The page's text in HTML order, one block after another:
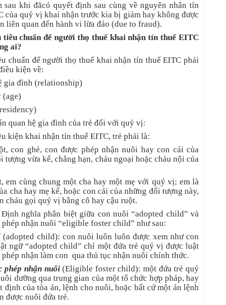
sau khi đãcó quyết định sau cùng về nguyên nhân tín
của quý vị khai nhận trước kia bị giảm hay không được
liên quan đến hành vi lừa đảo (due to fraud).
tiêu chuẩn để người thọ thuế khai nhận tín thuế EITC
ai?
chuẩn để người thọ thuế khai nhận tín thuế EITC phải
kiện về:
gia đình (relationship)
(age)
quan hệ gia đình của trẻ đối với quý vị:
kiện khai nhận tín thuế EITC, trẻ phải là:
con ghẻ, con được phép nhận nuôi hay con cái của
tượng vừa kể, chẳng hạn, cháu ngoại hoặc cháu nội của
em cùng chung một cha hay một mẹ với quý vị; em là
cha hay mẹ kế, hoặc con cái của những đối tượng này,
cháu gọi quý vị bằng cô hay cậu ruột.
nghĩa phân biệt giữa con nuôi “adopted child” và
phép nhận nuôi “eligible foster child” như sau:
(adopted child): con nuôi luôn luôn được xem như con
ngữ “adopted child” chỉ một đứa trẻ quý vị được luật
phép nhận làm con qua thủ tục nhận nuôi chính thức.
phép nhận nuôi(Eligible foster child): một đứa trẻ quý
dưỡng qua trung gian của một tổ chức hợp pháp, hay
định của tòa án, lệnh cho nuôi, hoặc bất cứ một án lệnh
được nuôi đứa trẻ.